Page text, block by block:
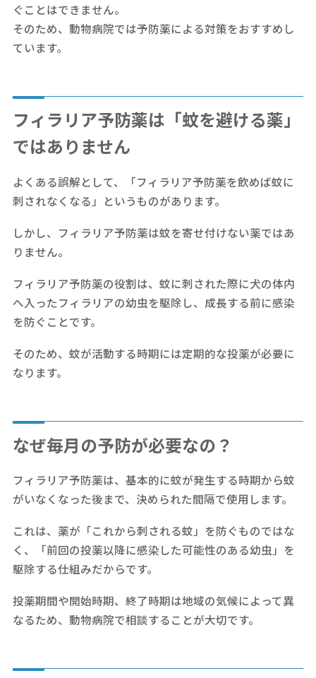
ぐことはできません。
そのため、動物病院では予防薬による対策をおすすめし
ています。
フィラリア予防薬は「蚊を避ける薬」
ではありません
よくある誤解として、「フィラリア予防薬を飲めば蚊に
刺されなくなる」というものがあります。
しかし、フィラリア予防薬は蚊を寄せ付けない薬ではあ
りません。
フィラリア予防薬の役割は、蚊に刺された際に犬の体内
へ入ったフィラリアの幼虫を駆除し、成長する前に感染
を防ぐことです。
そのため、蚊が活動する時期には定期的な投薬が必要に
なります。
なぜ毎月の予防が必要なの？
フィラリア予防薬は、基本的に蚊が発生する時期から蚊
がいなくなった後まで、決められた間隔で使用します。
これは、薬が「これから刺される蚊」を防ぐものではな
く、「前回の投薬以降に感染した可能性のある幼虫」を
駆除する仕組みだからです。
投薬期間や開始時期、終了時期は地域の気候によって異
なるため、動物病院で相談することが大切です。